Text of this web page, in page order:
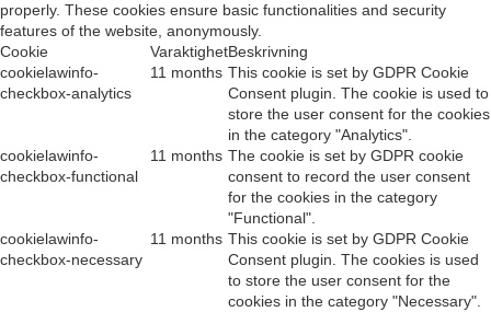
properly. These cookies ensure basic functionalities and security
features of the website, anonymously.
Cookie
VaraktighetBeskrivning
cookielawinfo-
checkbox-analytics
11 months This cookie is set by GDPR Cookie
Consent plugin. The cookie is used to
store the user consent for the cookies
in the category "Analytics".
cookielawinfo-
checkbox-functional
11 months The cookie is set by GDPR cookie
consent to record the user consent
for the cookies in the category
"Functional".
cookielawinfo-
checkbox-necessary
11 months This cookie is set by GDPR Cookie
Consent plugin. The cookies is used
to store the user consent for the
cookies in the category "Necessary".